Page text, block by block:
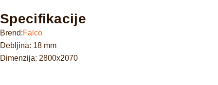
Specifikacije
Brend:Falco
Debljina: 18 mm
Dimenzija: 2800x2070